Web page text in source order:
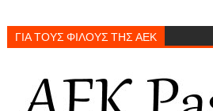
ΓΙΑ ΤΟΥΣ ΦΙΛΟΥΣ ΤΗΣ ΑΕΚ